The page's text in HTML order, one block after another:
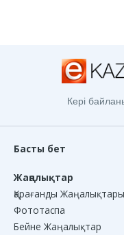
Кері
Басты бет
Жаңалықтар
Қарағанды Жаңалықтары
Фототаспа
Бейне Жаңалықтар